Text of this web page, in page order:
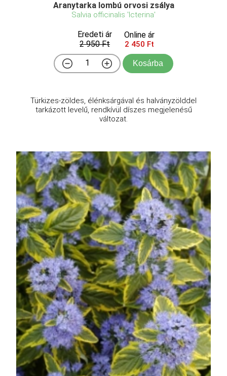
Aranytarka lombú orvosi zsálya
Salvia officinalis 'Icterina'
Eredeti ár
2 950 Ft
Online ár
2 450 Ft
Kosárba
Türkizes-zöldes, élénksárgával és halványzölddel
tarkázott levelű, rendkívül díszes megjelenésű
változat.